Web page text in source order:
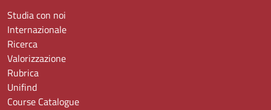
Studia con noi
Internazionale
Ricerca
Valorizzazione
Rubrica
Unifind
Course Catalogue